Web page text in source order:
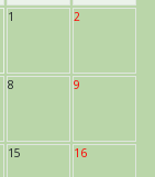
1 2
8 9
15 16